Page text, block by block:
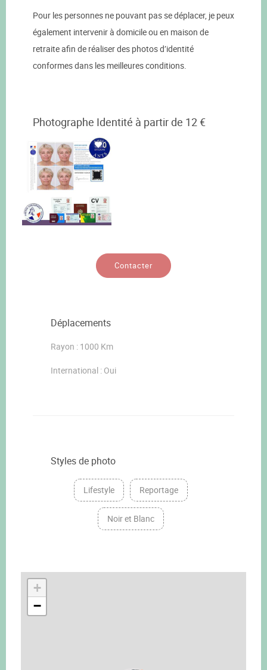
Pour les personnes ne pouvant pas se déplacer, je peux
également intervenir à domicile ou en maison de
retraite afin de réaliser des photos d’identité
conformes dans les meilleures conditions.
Photographe Identité à partir de 12 €
0
Contacter
Déplacements
Rayon : 1000 Km
International : Oui
Styles de photo
Lifestyle Reportage
Noir et Blanc
+
−